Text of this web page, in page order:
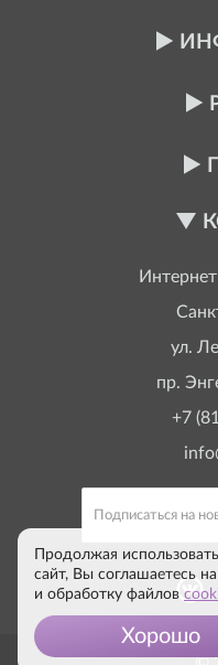
ул.
пр.
+7
Продолжая
сайт, Вы соглашаетесь
и обработку файлов
Хорошо